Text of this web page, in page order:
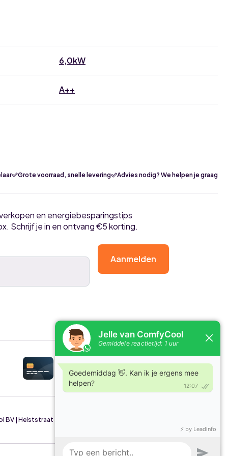
6,0kW
A++
Grote voorraad, snelle levering Advies nodig? We helpen je graag
en energiebesparingstips
Schrijf je in en ontvang €5 korting.
Aanmelden
BV | Helststraat 49/4, 2630 Aartselaar | België